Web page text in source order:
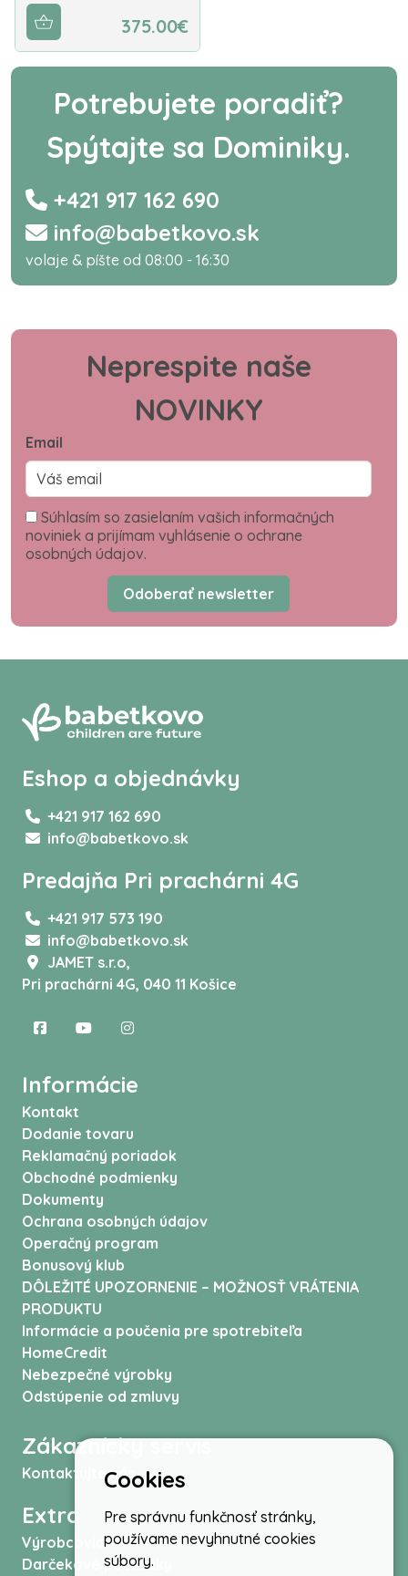
375.00€
Potrebujete poradiť?
Spýtajte sa Dominiky.
+421 917 162 690
info@babetkovo.sk
volaje & píšte od 08:00 - 16:30
Neprespite naše
NOVINKY
Email
Súhlasím so zasielaním vašich informačných
noviniek a prijímam vyhlásenie o ochrane
osobných údajov.
Odoberať newsletter
Eshop a objednávky
+421 917 162 690
info@babetkovo.sk
Predajňa Pri prachárni 4G
+421 917 573 190
info@babetkovo.sk
JAMET s.r.o,
Pri prachárni 4G, 040 11 Košice
Informácie
Kontakt
Dodanie tovaru
Reklamačný poriadok
Obchodné podmienky
Dokumenty
Ochrana osobných údajov
Operačný program
Bonusový klub
DÔLEŽITÉ UPOZORNENIE – MOŽNOSŤ VRÁTENIA
PRODUKTU
Informácie a poučenia pre spotrebiteľa
HomeCredit
Nebezpečné výrobky
Odstúpenie od zmluvy
Zákaznícky servis
Kontaktujte nás
Extra
Výrobcovia
Darčekové poukážky
Cookies
Pre správnu funkčnosť stránky,
používame nevyhnutné cookies
súbory.